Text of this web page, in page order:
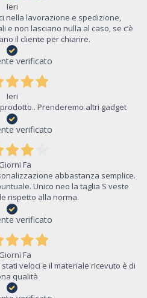
Ieri
nella lavorazione e spedizione,
non lasciano nulla al caso, se c’è
il cliente per chiarire.
verificato
Ieri
Prenderemo altri gadget
verificato
Fa
abbastanza semplice.
Unico neo la taglia S veste
rispetto alla norma.
verificato
Fa
veloci e il materiale ricevuto è di
qualità